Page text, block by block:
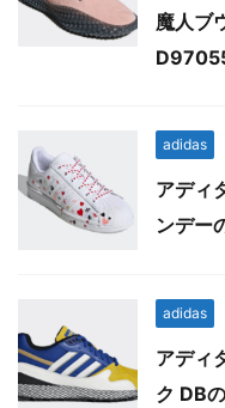
魔人ブ
adidas
アディ
ンデー
adidas
アディ
ク DB